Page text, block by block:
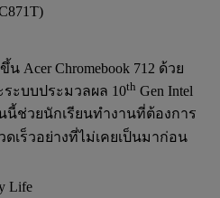
Acer Chromebook 712 ด้วย
ะบบประมวลผล 10th Gen Intel
นนี้ช่วยนักเรียนทำงานที่ต้องการ
เร็วอย่างที่ไม่เคยเป็นมาก่อน